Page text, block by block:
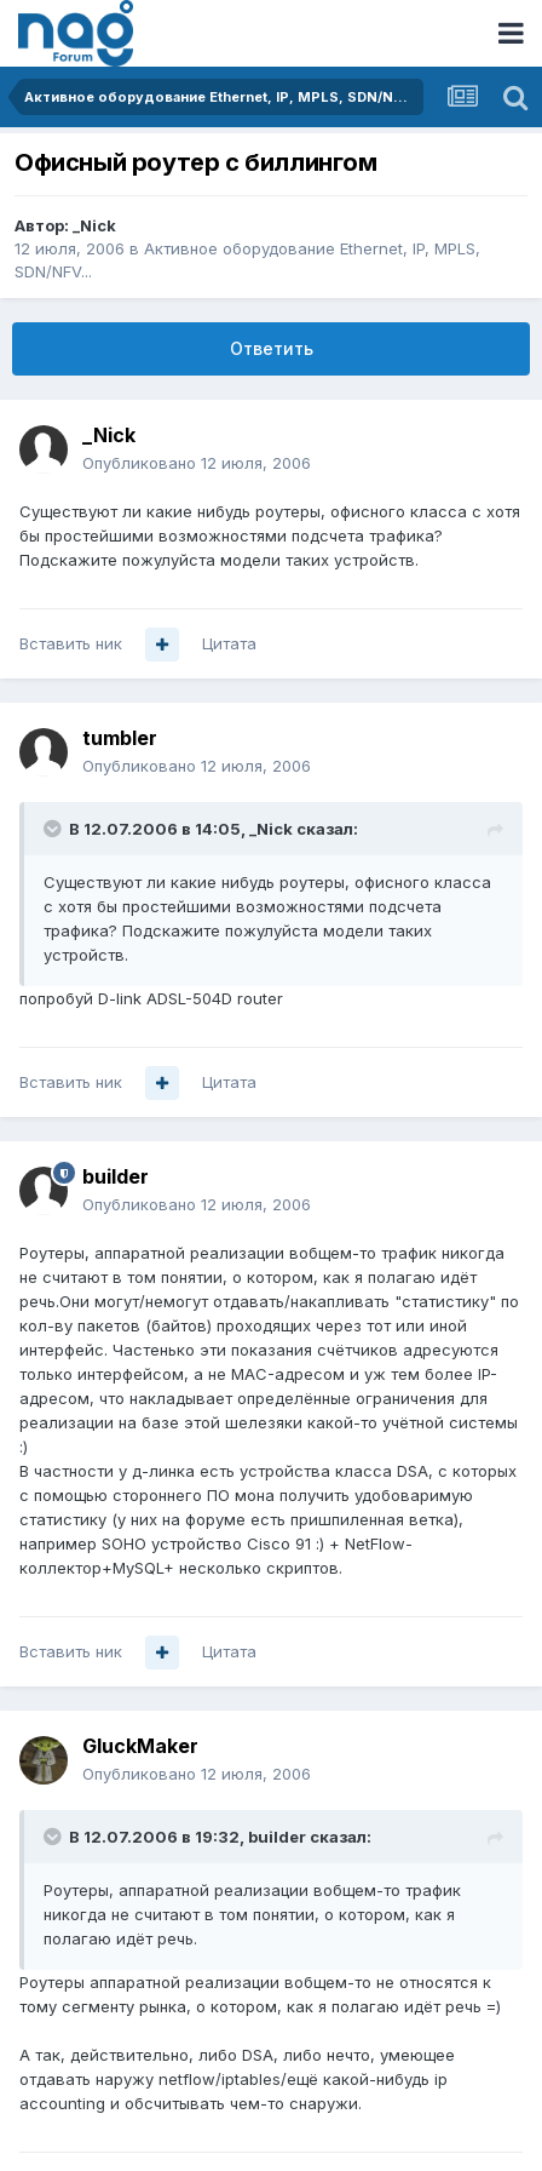
Активное оборудование Ethernet, IP, MPLS, SDN/NFV...
Офисный роутер с биллингом
Автор: _Nick
12 июля, 2006 в Активное оборудование Ethernet, IP, MPLS,
SDN/NFV...
Ответить
_Nick
Опубликовано 12 июля, 2006
Существуют ли какие нибудь роутеры, офисного класса с хотя
бы простейшими возможностями подсчета трафика?
Подскажите пожулуйста модели таких устройств.
Вставить ник Цитата
tumbler
Опубликовано 12 июля, 2006
В 12.07.2006 в 14:05, _Nick сказал:
Существуют ли какие нибудь роутеры, офисного класса
с хотя бы простейшими возможностями подсчета
трафика? Подскажите пожулуйста модели таких
устройств.
попробуй D-link ADSL-504D router
Вставить ник Цитата
builder
Опубликовано 12 июля, 2006
Роутеры, аппаратной реализации вобщем-то трафик никогда
не считают в том понятии, о котором, как я полагаю идёт
речь.Они могут/немогут отдавать/накапливать "статистику" по
кол-ву пакетов (байтов) проходящих через тот или иной
интерфейс. Частенько эти показания счётчиков адресуются
только интерфейсом, а не MAC-адресом и уж тем более IP-
адресом, что накладывает определённые ограничения для
реализации на базе этой шелезяки какой-то учётной системы
:)
В частности у д-линка есть устройства класса DSA, с которых
с помощью стороннего ПО мона получить удобоваримую
статистику (у них на форуме есть пришпиленная ветка),
например SOHO устройство Cisco 91 :) + NetFlow-
коллектор+MySQL+ несколько скриптов.
Вставить ник Цитата
GluckMaker
Опубликовано 12 июля, 2006
В 12.07.2006 в 19:32, builder сказал:
Роутеры, аппаратной реализации вобщем-то трафик
никогда не считают в том понятии, о котором, как я
полагаю идёт речь.
Роутеры аппаратной реализации вобщем-то не относятся к
тому сегменту рынка, о котором, как я полагаю идёт речь =)
А так, действительно, либо DSA, либо нечто, умеющее
отдавать наружу netflow/iptables/ещё какой-нибудь ip
accounting и обсчитывать чем-то снаружи.